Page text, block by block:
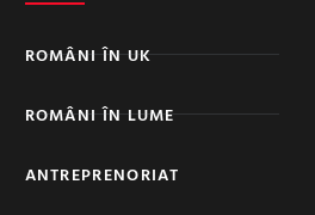
ROMÂNI ÎN UK
ROMÂNI ÎN LUME
ANTREPRENORIAT